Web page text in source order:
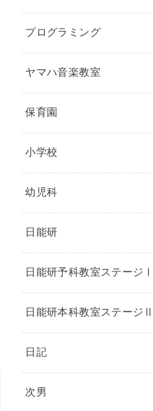
プログラミング
ヤマハ音楽教室
保育園
小学校
幼児科
日能研
日能研予科教室ステージⅠ
日能研本科教室ステージⅡ
日記
次男